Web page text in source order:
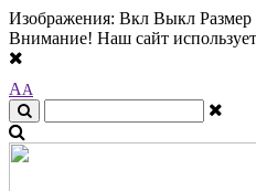
Изображения: Вкл Выкл
Внимание! Наш сайт использует
AA